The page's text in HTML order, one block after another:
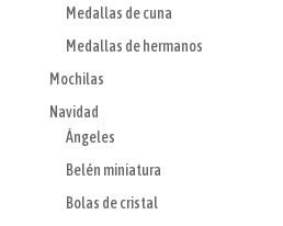
Medallas de cuna
Medallas de hermanos
Mochilas
Navidad
Ángeles
Belén miniatura
Bolas de cristal